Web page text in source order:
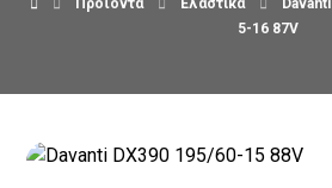
Προϊόντα Ελαστικά Davanti
5-16 87V